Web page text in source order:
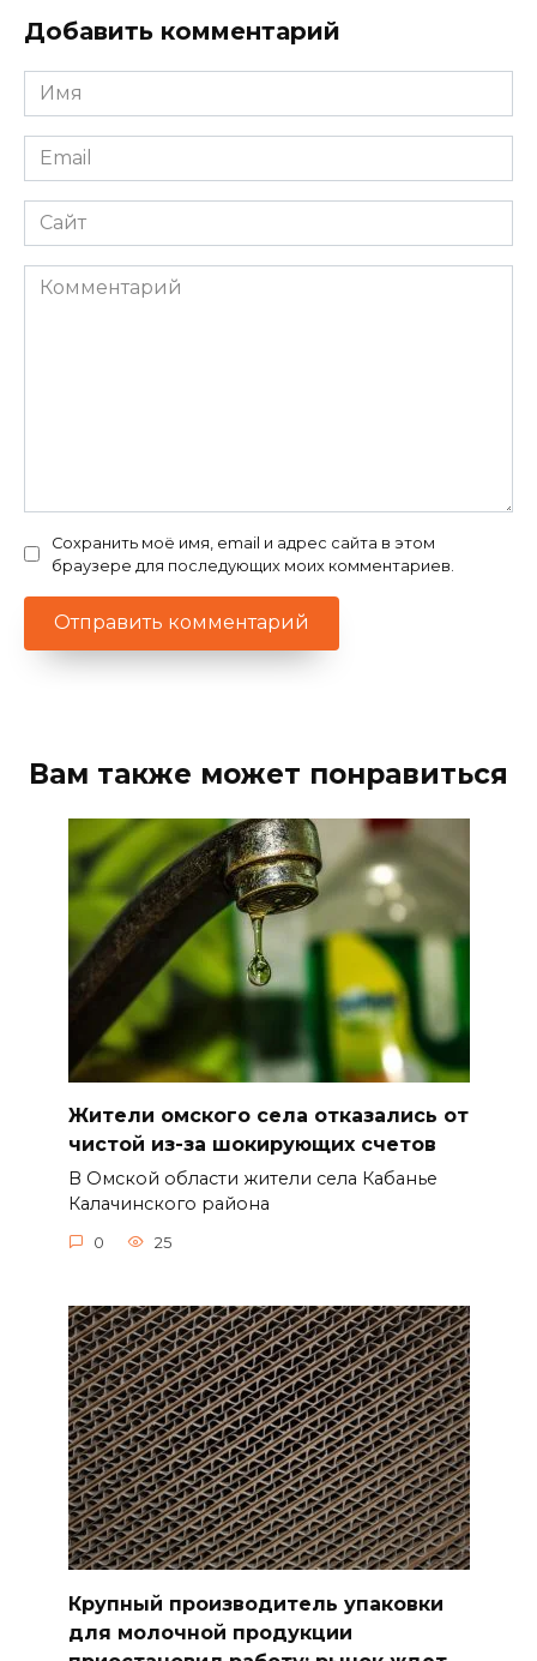
Добавить комментарий
Имя
*
Email
*
Сайт
Комментарий
Сохранить моё имя, email и адрес сайта в этом
браузере для последующих моих комментариев.
Вам также может понравиться
Жители омского села отказались от
чистой из-за шокирующих счетов
В Омской области жители села Кабанье
Калачинского района
0 25
Крупный производитель упаковки
для молочной продукции